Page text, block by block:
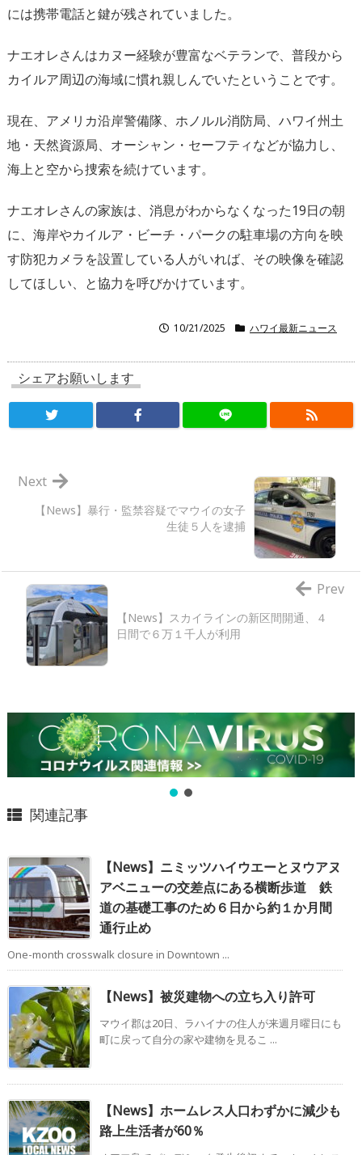
には携帯電話と鍵が残されていました。
ナエオレさんはカヌー経験が豊富なベテランで、普段から
カイルア周辺の海域に慣れ親しんでいたということです。
現在、アメリカ沿岸警備隊、ホノルル消防局、ハワイ州土
地・天然資源局、オーシャン・セーフティなどが協力し、
海上と空から捜索を続けています。
ナエオレさんの家族は、消息がわからなくなった19日の朝
に、海岸やカイルア・ビーチ・パークの駐車場の方向を映
す防犯カメラを設置している人がいれば、その映像を確認
してほしい、と協力を呼びかけています。
10/21/2025 ハワイ最新ニュース
シェアお願いします
【News】暴行・監禁容疑でマウイの女子
生徒５人を逮捕
Next
【News】スカイラインの新区間開通、４
日間で６万１千人が利用
Prev
関連記事
【News】ニミッツハイウエーとヌウアヌ
アベニューの交差点にある横断歩道 鉄
道の基礎工事のため６日から約１か月間
通行止め
One-month crosswalk closure in Downtown ...
【News】被災建物への立ち入り許可
マウイ郡は20日、ラハイナの住人が来週月曜日にも
町に戻って自分の家や建物を見るこ ...
【News】ホームレス人口わずかに減少も
路上生活者が60％